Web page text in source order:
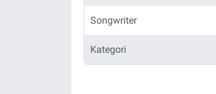
Songwriter
Kategori